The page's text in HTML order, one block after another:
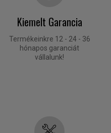
Kiemelt Garancia
Termékeinkre 12 - 24 - 36
hónapos garanciát
vállalunk!